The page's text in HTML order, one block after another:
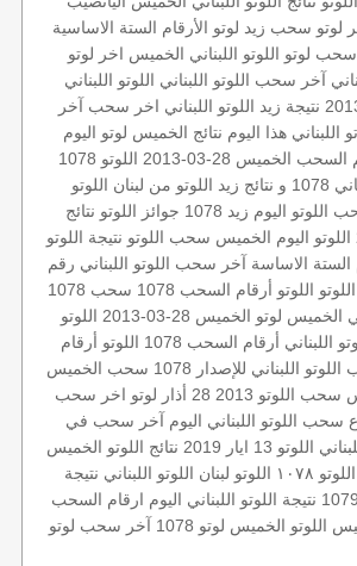
لوتو سحب زيد لوتو الأرقام الستة الاساسية
لوتو اللوتو اللبناني الخميس اخر لوتو
آخر سحب اللوتو اللبناني اللوتو اللبناني
نتيجة زيد اللوتو اللبناني اخر سحب آخر
اللبناني هذا اليوم نتائج الخميس لوتو اليوم
السحب الخميس 28-03-2013
اللوتو 1078
زيد اللوتو من لبنان اللوتو
اللوتو اليوم زيد 1078 جوائز اللوتو نتائج
اللوتو اليوم الخميس سحب اللوتو نتيجة اللوتو
الستة الاساسة آخر سحب اللوتو اللبناني رقم
اللوتو أرقام السحب 1078
سحب 1078
الخميس لوتو الخميس 28-03-2013
اللوتو
اللبناني أرقام السحب 1078
اللوتو أرقام
اللبناني للإصدار 1078
سحب الخميس
سحب اللوتو 2013 28 أذار لوتو اخر سحب
سحب اللوتو اللبناني اليوم آخر سحب في
اللوتو 13 ايار 2019
نتائج اللوتو الخميس
١٠٧٨ اللوتو لبنان اللوتو اللبناني نتيجة
نتيجة اللوتو اللبناني اليوم ارقام السحب
اللوتو الخميس لوتو 1078 آخر سحب لوتو